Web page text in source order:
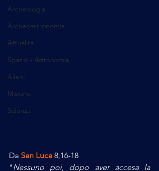
Archeologia
Archeoastronomia
Attualità
Spazio - Astronomia
Alieni
Mistero
Scienza
Da San Luca 8,16-18
"Nessuno poi, dopo aver accesa la